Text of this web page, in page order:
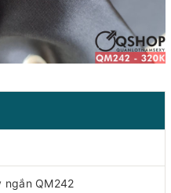
ngắn QM242